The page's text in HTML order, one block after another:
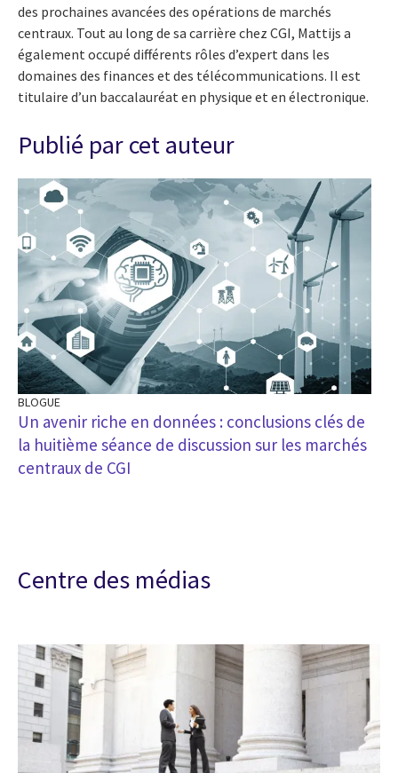
des prochaines avancées des opérations de marchés
centraux. Tout au long de sa carrière chez CGI, Mattijs a
également occupé différents rôles d’expert dans les
domaines des finances et des télécommunications. Il est
titulaire d’un baccalauréat en physique et en électronique.
Publié par cet auteur
BLOGUE
Un avenir riche en données : conclusions clés de
la huitième séance de discussion sur les marchés
centraux de CGI
Centre des médias